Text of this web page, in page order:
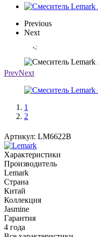
Previous
Next
PrevNext
1
2
Артикул: LM6622B
Характеристики
Производитель
Lemark
Страна
Китай
Коллекция
Jasmine
Гарантия
4 года